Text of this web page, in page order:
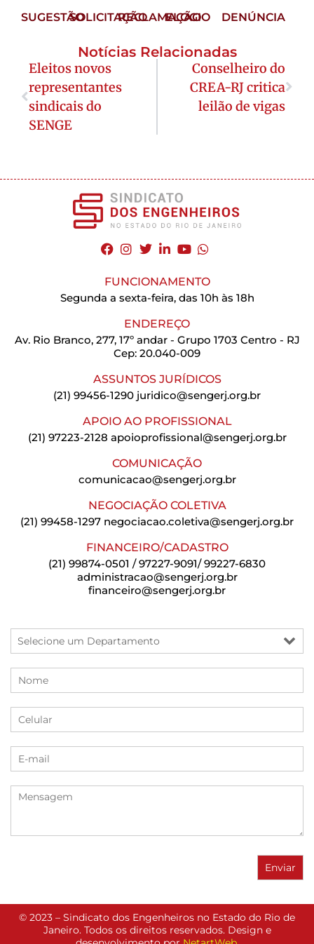
SUGESTÃOSOLICITAÇÃORECLAMAÇÃO
ELOGIO DENÚNCIA
Notícias Relacionadas
Eleitos novos
representantes
sindicais do
SENGE
Conselheiro do
CREA-RJ critica
leilão de vigas
FUNCIONAMENTO
Segunda a sexta-feira, das 10h às 18h
ENDEREÇO
Av. Rio Branco, 277, 17º andar - Grupo 1703 Centro - RJ
Cep: 20.040-009
ASSUNTOS JURÍDICOS
(21) 99456-1290 juridico@sengerj.org.br
APOIO AO PROFISSIONAL
(21) 97223-2128 apoioprofissional@sengerj.org.br
COMUNICAÇÃO
comunicacao@sengerj.org.br
NEGOCIAÇÃO COLETIVA
(21) 99458-1297 negociacao.coletiva@sengerj.org.br
FINANCEIRO/CADASTRO
(21) 99874-0501 / 97227-9091/ 99227-6830
administracao@sengerj.org.br
financeiro@sengerj.org.br
© 2023 – Sindicato dos Engenheiros no Estado do Rio de
Janeiro. Todos os direitos reservados. Design e